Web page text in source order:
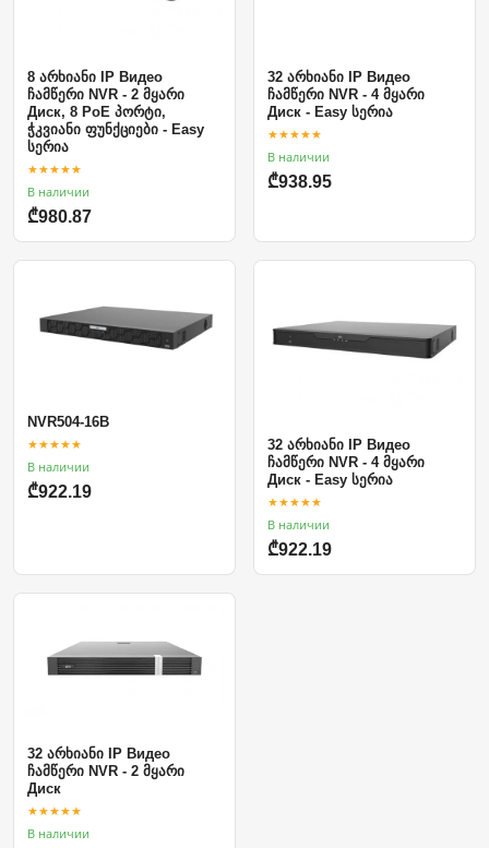
8 არხიანი IP Видео
ჩამწერი NVR - 2 მყარი
Диск, 8 PoE პორტი,
ჭკვიანი ფუნქციები - Easy
სერია
★★★★★
В наличии
₾980.87
32 არხიანი IP Видео
ჩამწერი NVR - 4 მყარი
Диск - Easy სერია
★★★★★
В наличии
₾938.95
NVR504-16B
★★★★★
В наличии
₾922.19
32 არხიანი IP Видео
ჩამწერი NVR - 4 მყარი
Диск - Easy სერია
★★★★★
В наличии
₾922.19
32 არხიანი IP Видео
ჩამწერი NVR - 2 მყარი
Диск
★★★★★
В наличии